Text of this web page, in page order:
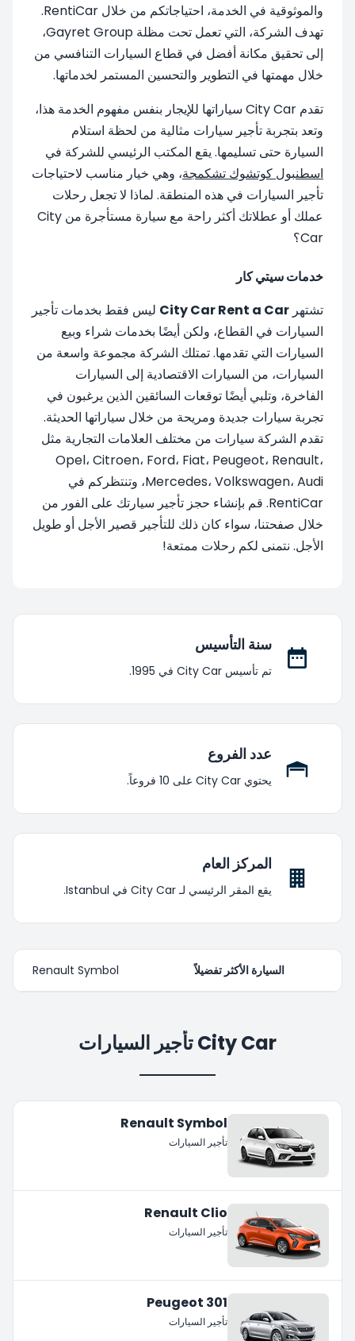
والموثوقية في الخدمة، احتياجاتكم من خلال RentiCar.
تهدف الشركة، التي تعمل تحت مظلة Gayret Group،
إلى تحقيق مكانة أفضل في قطاع السيارات التنافسي من
خلال مهمتها في التطوير والتحسين المستمر لخدماتها.
تقدم City Car سياراتها للإيجار بنفس مفهوم الخدمة هذا،
وتعد بتجربة تأجير سيارات مثالية من لحظة استلام
السيارة حتى تسليمها. يقع المكتب الرئيسي للشركة في
اسطنبول كوتشوك تشكمجة، وهي خيار مناسب لاحتياجات
تأجير السيارات في هذه المنطقة. لماذا لا تجعل رحلات
عملك أو عطلاتك أكثر راحة مع سيارة مستأجرة من City
Car؟
خدمات سيتي كار
تشتهر City Car Rent a Car ليس فقط بخدمات تأجير
السيارات في القطاع، ولكن أيضًا بخدمات شراء وبيع
السيارات التي تقدمها. تمتلك الشركة مجموعة واسعة من
السيارات، من السيارات الاقتصادية إلى السيارات
الفاخرة، وتلبي أيضًا توقعات السائقين الذين يرغبون في
تجربة سيارات جديدة ومريحة من خلال سياراتها الحديثة.
تقدم الشركة سيارات من مختلف العلامات التجارية مثل
Opel، Citroen، Ford، Fiat، Peugeot، Renault،
Mercedes، Volkswagen، Audi، وتنتظركم في
RentiCar. قم بإنشاء حجز تأجير سيارتك على الفور من
خلال صفحتنا، سواء كان ذلك للتأجير قصير الأجل أو طويل
الأجل. نتمنى لكم رحلات ممتعة!
سنة التأسيس
تم تأسيس City Car في 1995.
عدد الفروع
يحتوي City Car على 10 فروعاً.
المركز العام
يقع المقر الرئيسي لـ City Car في Istanbul.
السيارة الأكثر تفضيلاً Renault Symbol
City Car تأجير السيارات
Renault Symbol
تأجير السيارات
Renault Clio
تأجير السيارات
Peugeot 301
تأجير السيارات